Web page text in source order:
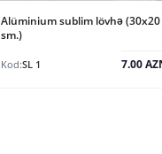
Alüminium sublim lövhə (30x20
sm.)
Kod:SL 1 7.00